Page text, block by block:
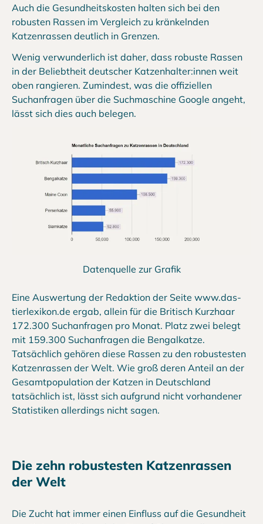
Auch die Gesundheitskosten halten sich bei den
robusten Rassen im Vergleich zu kränkelnden
Katzenrassen deutlich in Grenzen.
Wenig verwunderlich ist daher, dass robuste Rassen
in der Beliebtheit deutscher Katzenhalter:innen weit
oben rangieren. Zumindest, was die offiziellen
Suchanfragen über die Suchmaschine Google angeht,
lässt sich dies auch belegen.
Datenquelle zur Grafik
Eine Auswertung der Redaktion der Seite www.das-
tierlexikon.de ergab, allein für die Britisch Kurzhaar
172.300 Suchanfragen pro Monat. Platz zwei belegt
mit 159.300 Suchanfragen die Bengalkatze.
Tatsächlich gehören diese Rassen zu den robustesten
Katzenrassen der Welt. Wie groß deren Anteil an der
Gesamtpopulation der Katzen in Deutschland
tatsächlich ist, lässt sich aufgrund nicht vorhandener
Statistiken allerdings nicht sagen.
Die zehn robustesten Katzenrassen
der Welt
Die Zucht hat immer einen Einfluss auf die Gesundheit